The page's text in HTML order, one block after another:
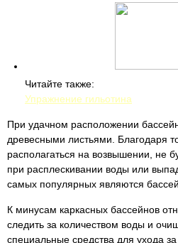
Читайте также:
Упражнение гильотина
При удачном расположении
древесными листьями. Благодаря
располагаться на возвышении, не
при расплескивании воды или
самых популярных являются
К минусам каркасных бассейнов
следить за количеством воды и
специальные средства для ухода